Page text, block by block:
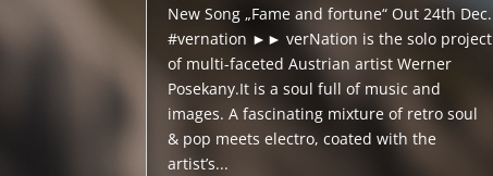
New Song „Fame and fortune“ Out 24th Dec.
#vernation ►► verNation is the solo project
of multi-faceted Austrian artist Werner
Posekany.It is a soul full of music and
images. A fascinating mixture of retro soul
& pop meets electro, coated with the
artist’s...